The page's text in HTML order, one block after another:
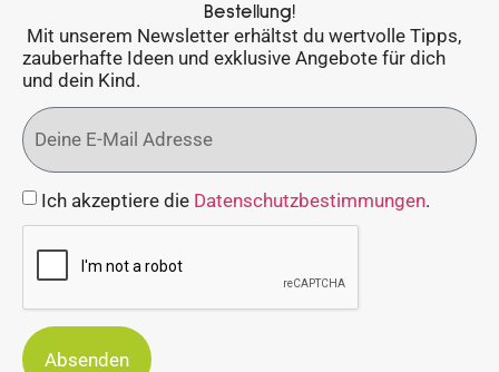
Bestellung!
Mit unserem Newsletter erhältst du wertvolle Tipps,
zauberhafte Ideen und exklusive Angebote für dich
und dein Kind.
Ich akzeptiere die Datenschutzbestimmungen.
Absenden